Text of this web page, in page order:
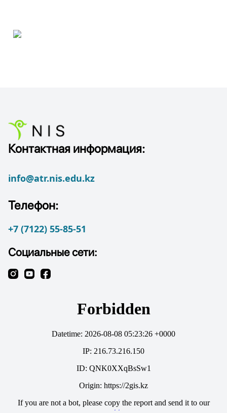
Контактная информация:
info@atr.nis.edu.kz
Телефон:
+7 (7122) 55-85-51
Социальные сети: